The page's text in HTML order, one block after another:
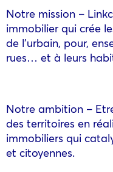
Notre mission –
immobilier qui crée
de l’urbain, pour,
rues… et à leurs
Notre ambition –
des territoires en
immobiliers qui
et citoyennes.